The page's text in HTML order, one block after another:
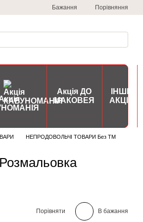
Бажання Порівняння
Акція ДО
МАКОВЕЯ
ІНШІ
АКЦІЇ
НЕПРОДОВОЛЬЧІ ТОВАРИ Без ТМ
Порівняти В бажання